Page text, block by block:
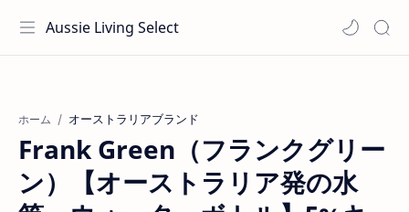
Aussie Living Select
ホーム オーストラリアブランド
Frank Green（フランクグリー
ン）【オーストラリア発の水